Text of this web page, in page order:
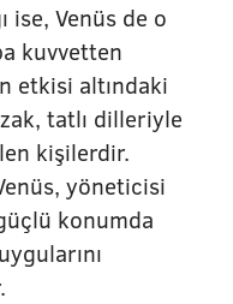
ise, Venüs de o
kuvvetten
etkisi altındaki
tatlı dilleriyle
kişilerdir.
yöneticisi
konumda